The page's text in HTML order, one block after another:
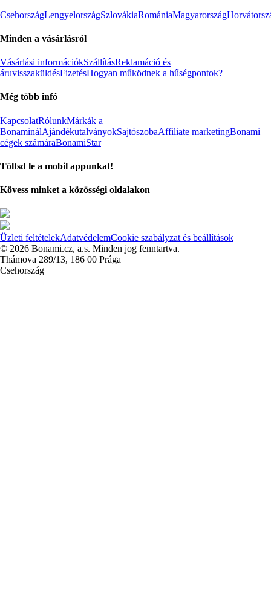
CsehországLengyelországSzlovákiaRomániaMagyarország
Minden a vásárlásról
Vásárlási információkSzállításReklamáció és
áruvisszaküldésFizetésHogyan működnek a hűségpontok?
Még több infó
KapcsolatRólunkMárkák a
BonaminálAjándékutalványokSajtószobaAffiliate marketingBonami
cégek számáraBonamiStar
Töltsd le a mobil appunkat!
Kövess minket a közösségi oldalakon
Üzleti feltételekAdatvédelemCookie szabályzat és beállítások
© 2026 Bonami.cz, a.s. Minden jog fenntartva.
Thámova 289/13, 186 00 Prága
Csehország